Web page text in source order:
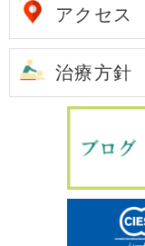
アクセス
治療方針